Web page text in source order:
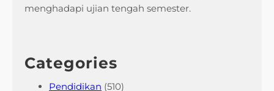
menghadapi ujian tengah semester.
Categories
Pendidikan (510)